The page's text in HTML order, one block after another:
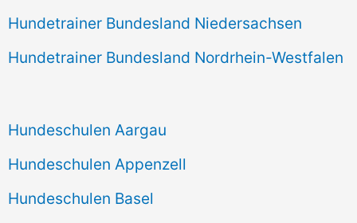
Hundetrainer Bundesland Niedersachsen
Hundetrainer Bundesland Nordrhein-Westfalen
Hundeschulen Aargau
Hundeschulen Appenzell
Hundeschulen Basel